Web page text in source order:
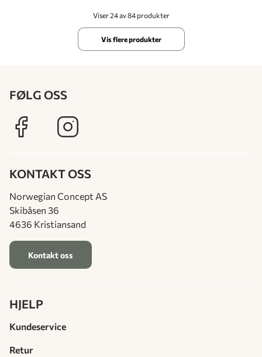
Viser 24 av 84 produkter
Vis flere produkter
FØLG OSS
KONTAKT OSS
Norwegian Concept AS
Skibåsen 36
4636 Kristiansand
Kontakt oss
HJELP
Kundeservice
Retur